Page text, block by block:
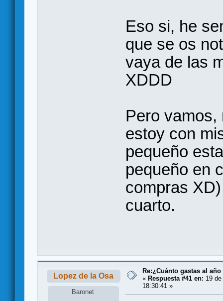
Eso si, he
que se os
vaya de las
XDDD
Pero vamos,
estoy con
pequeño
pequeño en
compras
cuarto.
Lopez de la Osa
Baronet
Re:¿Cuánto gastas al
« Respuesta #41 en: 19
18:30:41 »